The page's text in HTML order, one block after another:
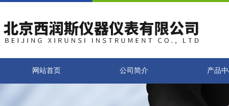
网站首页 公司简介 产品